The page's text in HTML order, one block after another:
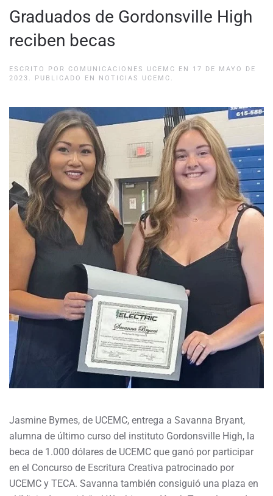
Graduados de Gordonsville High
reciben becas
ESCRITO POR COMUNICACIONES UCEMC EN 17 DE MAYO DE
2023 . PUBLICADO EN NOTICIAS UCEMC .
Jasmine Byrnes, de UCEMC, entrega a Savanna Bryant,
alumna de último curso del instituto Gordonsville High, la
beca de 1.000 dólares de UCEMC que ganó por participar
en el Concurso de Escritura Creativa patrocinado por
UCEMC y TECA. Savanna también consiguió una plaza en